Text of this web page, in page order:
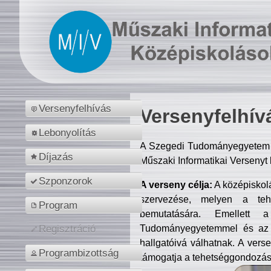
Versenyfelhívás
Lebonyolítás
Díjazás
Szponzorok
Program
Regisztráció
Programbizottság
A Szegedi
Műszaki Informatikai
A verseny célja: A
szervezése, melyen a
bemutatására. Emellett
Tudományegyetemmel és
hallgatóivá válhatnak. A
támogatja a